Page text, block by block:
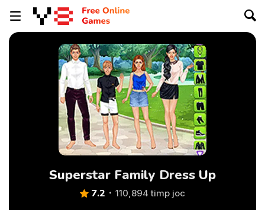
Superstar Family Dress Up
7.2 110,894 timp joc